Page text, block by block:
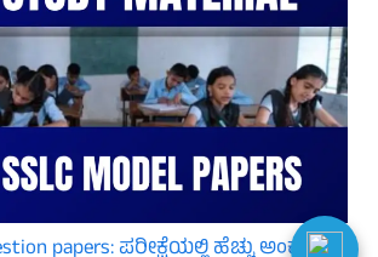
papers: ಪರೀಕ್ಷೆಯಲ್ಲಿ ಹೆಚ್ಚು ಅಂಕ